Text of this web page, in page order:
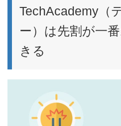
TechAcademy（
ー）は先割が一
きる